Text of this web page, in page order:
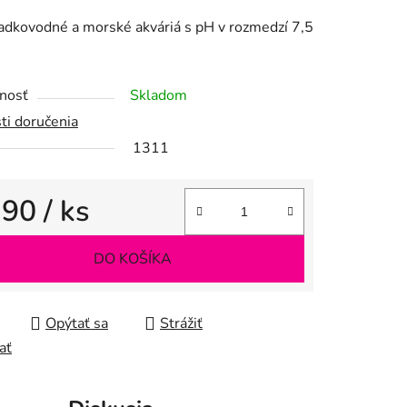
a morské akváriá s pH v rozmedzí 7,5
Skladom
doručenia
1311
/ ks
cena:
DO KOŠÍKA
Opýtať sa
Strážiť